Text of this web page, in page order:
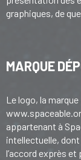
graphiques, de
MARQUE
Le logo, la
appartenant à
intellectuelle, dont
l’accord exprès et